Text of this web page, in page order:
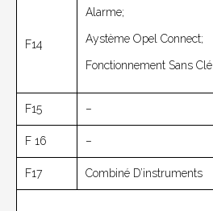
F14
Alarme;
Aystème Opel Connect;
Fonctionnement Sans Clé.
F15 –
F 16 –
F17 Combiné D’instruments